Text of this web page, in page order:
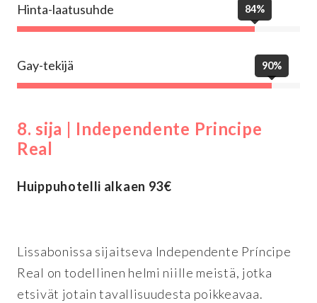
Hinta-laatusuhde 84%
Gay-tekijä 90%
8. sija | Independente Principe
Real
Huippuhotelli alkaen 93€
Lissabonissa sijaitseva Independente Príncipe
Real on todellinen helmi niille meistä, jotka
etsivät jotain tavallisuudesta poikkeavaa.